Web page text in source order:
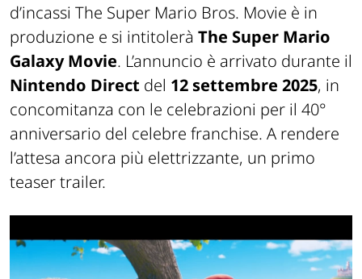
d’incassi The Super Mario Bros. Movie è in
produzione e si intitolerà The Super Mario
Galaxy Movie. L’annuncio è arrivato durante il
Nintendo Direct del 12 settembre 2025, in
concomitanza con le celebrazioni per il 40°
anniversario del celebre franchise. A rendere
l’attesa ancora più elettrizzante, un primo
teaser trailer.